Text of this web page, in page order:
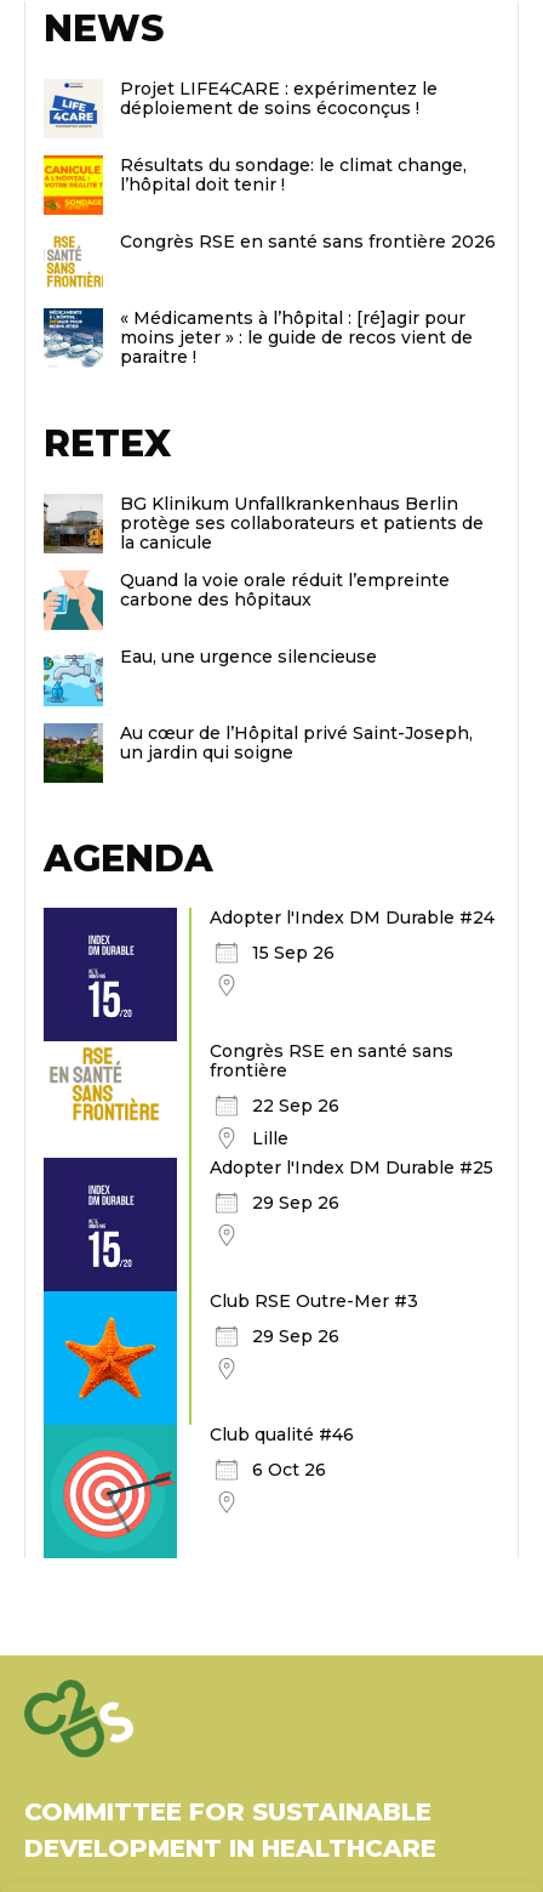
NEWS
Projet LIFE4CARE : expérimentez le
déploiement de soins écoconçus !
Résultats du sondage: le climat change,
l’hôpital doit tenir !
Congrès RSE en santé sans frontière 2026
« Médicaments à l’hôpital : [ré]agir pour
moins jeter » : le guide de recos vient de
paraitre !
RETEX
BG Klinikum Unfallkrankenhaus Berlin
protège ses collaborateurs et patients de
la canicule
Quand la voie orale réduit l’empreinte
carbone des hôpitaux
Eau, une urgence silencieuse
Au cœur de l’Hôpital privé Saint-Joseph,
un jardin qui soigne
AGENDA
Adopter l'Index DM Durable #24
15 Sep 26
Congrès RSE en santé sans
frontière
22 Sep 26
Lille
Adopter l'Index DM Durable #25
29 Sep 26
Club RSE Outre-Mer #3
29 Sep 26
Club qualité #46
6 Oct 26
COMMITTEE FOR SUSTAINABLE
DEVELOPMENT IN HEALTHCARE